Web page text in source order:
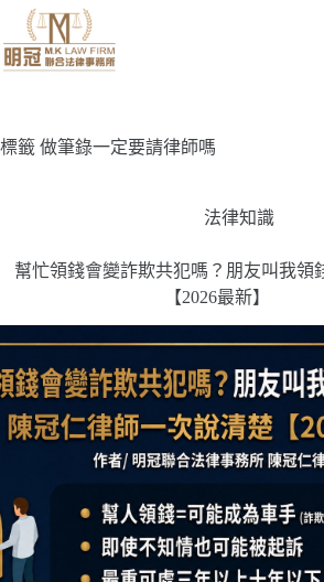
標籤 做筆錄一定要請律師嗎
法律知識
幫忙領錢會變詐欺共犯嗎？朋友叫我領
【2026最新】